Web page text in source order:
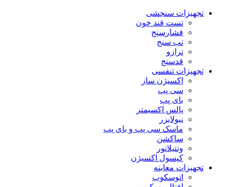
تجهیزات سنجشی
تست قند خون
فشارسنج
تب سنج
ترازو
قدسنج
تجهیزات تنفسی
اکسیژن ساز
سی پپ
بای پپ
پالس اکسیمتر
نبولایزر
ماسک سی پپ و بای پپ
ساکشن
ونتیلاتور
کپسول اکسیژن
تجهیزات معاینه
اتوسکوپ